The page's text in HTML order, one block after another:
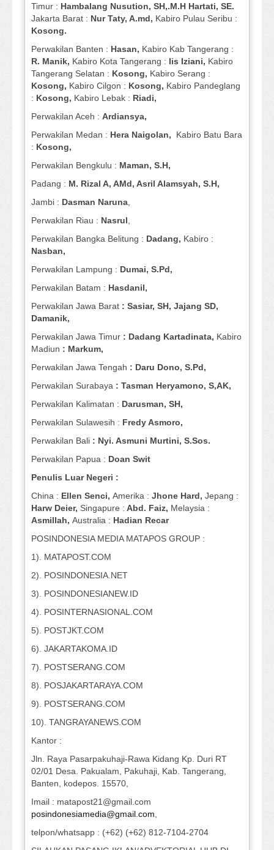
Timur : Hambalang Nusution, SH,.M.H Hartati, SE.
Jakarta Barat : Nur Taty, A.md, Kabiro Pulau Seribu :
Kosong.
Perwakilan Banten : Hasan, Kabiro Kab Tangerang :
R. Manik, Kabiro Kota Tangerang : Iis Iziani, Kabiro
Tangerang Selatan : Kosong, Kabiro Serang :
Kosong, Kabiro Cilgon : Kosong, Kabiro Pandeglang
: Kosong, Kabiro Lebak : Riadi,
Perwakilan Aceh : Ardiansya,
Perwakilan Medan : Hera Naigolan, Kabiro Batu Bara
: Kosong,
Perwakilan Bengkulu : Maman, S.H,
Padang : M. Rizal A, AMd, Asril Alamsyah, S.H,
Jambi : Dasman Naruna,
Perwakilan Riau : Nasrul,
Perwakilan Bangka Belitung : Dadang, Kabiro :
Nasban,
Perwakilan Lampung : Dumai, S.Pd,
Perwakilan Batam : Hasdanil,
Perwakilan Jawa Barat : Sasiar, SH, Jajang SD,
Damanik,
Perwakilan Jawa Timur : Dadang Kartadinata, Kabiro
Madiun : Markum,
Perwakilan Jawa Tengah : Daru Dono, S.Pd,
Perwakilan Surabaya : Tasman Heryamono, S,AK,
Perwakilan Kalimatan : Darusman, SH,
Perwakilan Sulawesih : Fredy Asmoro,
Perwakilan Bali : Nyi. Asmuni Murtini, S.Sos.
Perwakilan Papua : Doan Swit
Penulis Luar Negeri :
China : Ellen Senci, Amerika : Jhone Hard, Jepang :
Harw Deier, Singapure : Abd. Faiz, Melaysia :
Asmillah, Australia : Hadian Recar
POSINDONESIA MEDIA MATAPOS GROUP :
1). MATAPOST.COM
2). POSINDONESIA.NET
3). POSINDONESIANEW.ID
4). POSINTERNASIONAL.COM
5). POSTJKT.COM
6). JAKARTAKOMA.ID
7). POSTSERANG.COM
8). POSJAKARTARAYA.COM
9). POSTSERANG.COM
10). TANGRAYANEWS.COM
Kantor :
Jln. Raya Pasarpakuhaji-Rawa Kidang Kp. Duri RT
02/01 Desa. Pakualam, Pakuhaji, Kab. Tangerang,
Banten, kodepos. 15570,
Imail : matapost21@gmail.com
posindonesiamedia@gmail.com,
telpon/whatsapp : (+62) (+62) 812-7104-2704